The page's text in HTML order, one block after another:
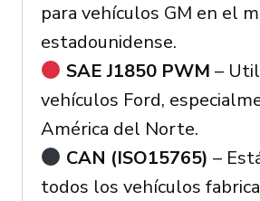
para vehículos GM en el
estadounidense.
SAE J1850 PWM –
vehículos Ford,
América del Norte.
CAN (ISO15765) –
todos los vehículos